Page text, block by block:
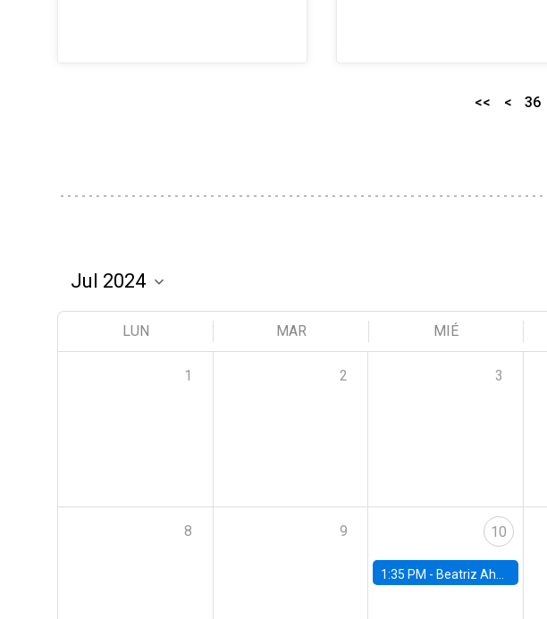
<< < 36
LUN MAR MIÉ
1 2 3
8 9 10
1:35 PM - Beatriz Ahumada, PhD candidate, Universidad de Pittsburgh